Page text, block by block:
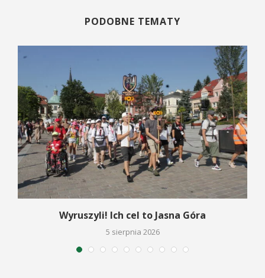
PODOBNE TEMATY
Wyruszyli! Ich cel to Jasna Góra
5 sierpnia 2026